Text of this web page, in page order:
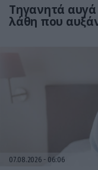
Τηγανητά
λάθη που
07.08.2026 06:06